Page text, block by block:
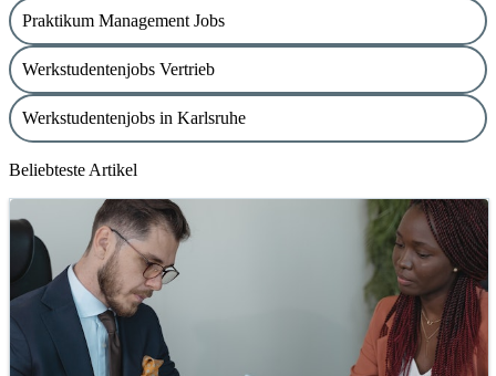
Praktikum Management Jobs
Werkstudentenjobs Vertrieb
Werkstudentenjobs in Karlsruhe
Beliebteste Artikel